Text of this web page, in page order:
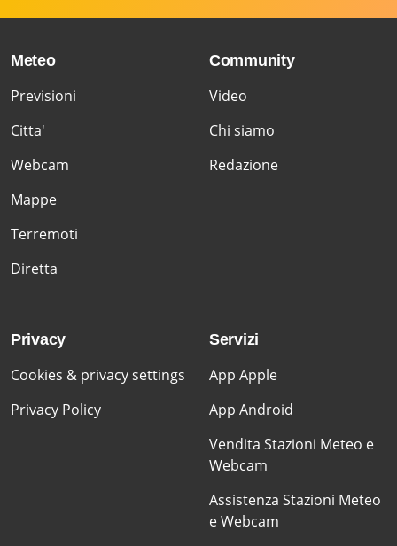
Meteo
Previsioni
Citta'
Webcam
Mappe
Terremoti
Diretta
Community
Video
Chi siamo
Redazione
Privacy
Cookies & privacy settings
Privacy Policy
Servizi
App Apple
App Android
Vendita Stazioni Meteo e
Webcam
Assistenza Stazioni Meteo
e Webcam